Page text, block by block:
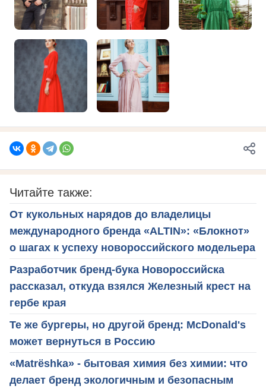
Читайте также:
От кукольных нарядов до владелицы
международного бренда «ALTIN»: «Блокнот»
о шагах к успеху новороссийского модельера
Разработчик бренд-бука Новороссийска
рассказал, откуда взялся Железный крест на
гербе края
Те же бургеры, но другой бренд: McDonald's
может вернуться в Россию
«Matrёshka» - бытовая химия без химии: что
делает бренд экологичным и безопасным